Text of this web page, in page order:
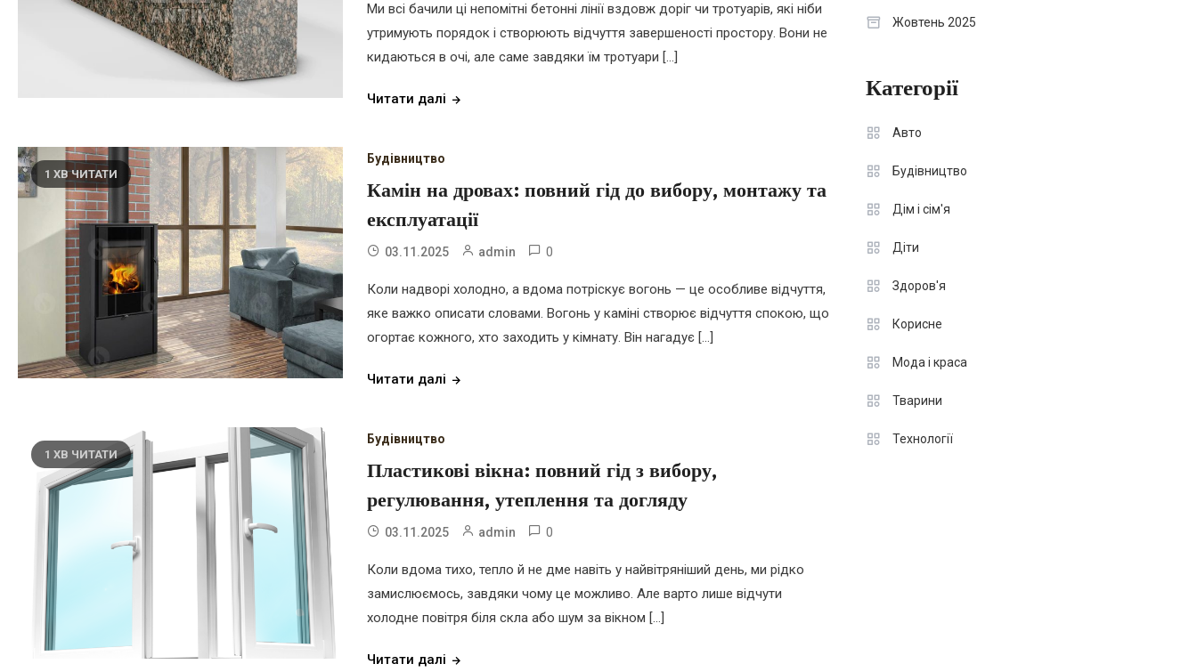
Ми всі бачили ці непомітні бетонні лінії вздовж доріг чи тротуарів, які ніби
утримують порядок і створюють відчуття завершеності простору. Вони не
кидаються в очі, але саме завдяки їм тротуари […]
Читати далі
1 ХВ ЧИТАТИ
Будівництво
Камін на дровах: повний гід до вибору, монтажу та
експлуатації
03.11.2025 admin 0
Коли надворі холодно, а вдома потріскує вогонь — це особливе відчуття,
яке важко описати словами. Вогонь у каміні створює відчуття спокою, що
огортає кожного, хто заходить у кімнату. Він нагадує […]
Читати далі
1 ХВ ЧИТАТИ
Будівництво
Пластикові вікна: повний гід з вибору,
регулювання, утеплення та догляду
03.11.2025 admin 0
Коли вдома тихо, тепло й не дме навіть у найвітряніший день, ми рідко
замислюємось, завдяки чому це можливо. Але варто лише відчути
холодне повітря біля скла або шум за вікном […]
Читати далі
Жовтень 2025
Категорії
Авто
Будівництво
Дім і сім'я
Діти
Здоров'я
Корисне
Мода і краса
Тварини
Технології